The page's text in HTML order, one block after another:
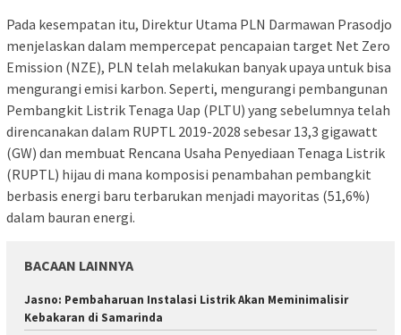
Pada kesempatan itu, Direktur Utama PLN Darmawan Prasodjo
menjelaskan dalam mempercepat pencapaian target Net Zero
Emission (NZE), PLN telah melakukan banyak upaya untuk bisa
mengurangi emisi karbon. Seperti, mengurangi pembangunan
Pembangkit Listrik Tenaga Uap (PLTU) yang sebelumnya telah
direncanakan dalam RUPTL 2019-2028 sebesar 13,3 gigawatt
(GW) dan membuat Rencana Usaha Penyediaan Tenaga Listrik
(RUPTL) hijau di mana komposisi penambahan pembangkit
berbasis energi baru terbarukan menjadi mayoritas (51,6%)
dalam bauran energi.
BACAAN LAINNYA
Jasno: Pembaharuan Instalasi Listrik Akan Meminimalisir
Kebakaran di Samarinda